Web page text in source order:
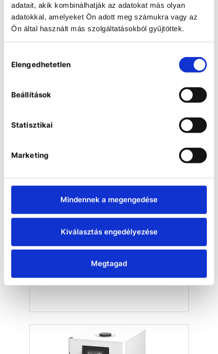
adatait, akik kombinálhatják az adatokat más olyan
adatokkal, amelyeket Ön adott meg számukra vagy az
Ön által használt más szolgáltatásokból gyűjtöttek.
kiválasztása
Elengedhetetlen
Beállítások
Statisztikai
Marketing
Mindennek a megengedése
Kiválasztás engedélyezése
Megtagad
Bemerülő hűtők
Keringtető hűtő-fűtő
kádtermosztátok